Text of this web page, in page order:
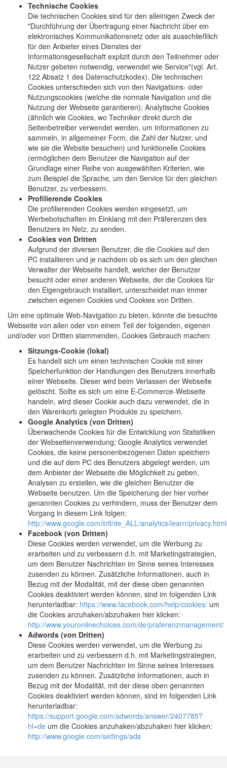
Technische Cookies
Die technischen Cookies sind für den alleinigen Zweck der
"Durchführung der Übertragung einer Nachricht über ein
elektronisches Kommunikationsnetz oder als ausschließlich
für den Anbieter eines Dienstes der
Informationsgesellschaft explizit durch den Teilnehmer oder
Nutzer gebeten notwendig, verwendet wie Service"(vgl. Art.
122 Absatz 1 des Datenschutzkodex). Die technischen
Cookies unterschieden sich von den Navigations- oder
Nutzungscookies (welche die normale Navigation und die
Nutzung der Webseite garantieren); Analytische Cookies
(ähnlich wie Cookies, wo Techniker direkt durch die
Seitenbetreiber verwendet werden, um Informationen zu
sammeln, in allgemeiner Form, die Zahl der Nutzer, und
wie sie die Website besuchen) und funktionelle Cookies
(ermöglichen dem Benutzer die Navigation auf der
Grundlage einer Reihe von ausgewählten Kriterien, wie
zum Beispiel die Sprache, um den Service für den gleichen
Benutzer, zu verbessern.
Profilierende Cookies
Die profilierenden Cookies werden eingesetzt, um
Werbebotschaften im Einklang mit den Präferenzen des
Benutzers im Netz, zu senden.
Cookies von Dritten
Aufgrund der diversen Benutzer, die die Cookies auf den
PC installieren und je nachdem ob es sich um den gleichen
Verwalter der Webseite handelt, welcher der Benutzer
besucht oder einer anderen Webseite, der die Cookies für
den Eigengebrauch installiert, unterscheidet man immer
zwischen eigenen Cookies und Cookies von Dritten.
Um eine optimale Web-Navigation zu bieten, könnte die besuchte
Webseite von allen oder von einem Teil der folgenden, eigenen
und/oder von Dritten stammenden, Cookies Gebrauch machen:
Sitzungs-Cookie (lokal)
Es handelt sich um einen technischen Cookie mit einer
Speicherfunktion der Handlungen des Benutzers innerhalb
einer Webseite. Dieser wird beim Verlassen der Webseite
gelöscht. Sollte es sich um eine E-Commerce-Webseite
handeln, wird dieser Cookie auch dazu verwendet, die in
den Warenkorb gelegten Produkte zu speichern.
Google Analytics (von Dritten)
Überwachende Cookies für die Entwicklung von Statistiken
der Webseitenverwendung; Google Analytics verwendet
Cookies, die keine personenbezogenen Daten speichern
und die auf dem PC des Benutzers abgelegt werden, um
dem Anbieter der Webseite die Möglichkeit zu geben,
Analysen zu erstellen, wie die gleichen Benutzer die
Webseite benutzen. Um die Speicherung der hier vorher
genannten Cookies zu verhindern, muss der Benutzer dem
Vorgang in diesem Link folgen:
http://www.google.com/intl/de_ALL/analytics/learn/privacy.html
Facebook (von Dritten)
Diese Cookies werden verwendet, um die Werbung zu
erarbeiten und zu verbessern d.h. mit Marketingstrategien,
um dem Benutzer Nachrichten im Sinne seines Interesses
zusenden zu können. Zusätzliche Informationen, auch in
Bezug mit der Modalität, mit der diese oben genannten
Cookies deaktiviert werden können, sind im folgenden Link
herunterladbar: https://www.facebook.com/help/cookies/ um
die Cookies anzuhaken/abzuhaken hier klicken:
http://www.youronlinechoices.com/de/praferenzmanagement/
Adwords (von Dritten)
Diese Cookies werden verwendet, um die Werbung zu
erarbeiten und zu verbessern d.h. mit Marketingstrategien,
um dem Benutzer Nachrichten im Sinne seines Interesses
zusenden zu können. Zusätzliche Informationen, auch in
Bezug mit der Modalität, mit der diese oben genannten
Cookies deaktiviert werden können, sind im folgenden Link
herunterladbar:
https://support.google.com/adwords/answer/2407785?
hl=de um die Cookies anzuhaken/abzuhaken hier klicken:
http://www.google.com/settings/ads